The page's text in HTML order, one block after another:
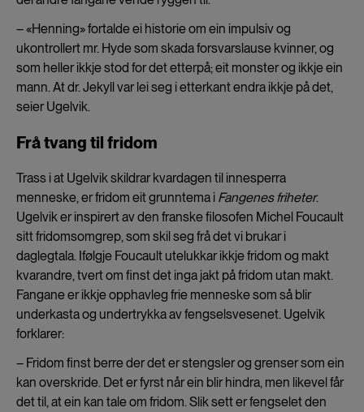
– «Henning» fortalde ei historie om ein impulsiv og
ukontrollert mr. Hyde som skada forsvarslause kvinner, og
som heller ikkje stod for det etterpå; eit monster og ikkje ein
mann. At dr. Jekyll var lei seg i etterkant endra ikkje på det,
seier Ugelvik.
Frå tvang til fridom
Trass i at Ugelvik skildrar kvardagen til innesperra
menneske, er fridom eit grunntema i Fangenes friheter.
Ugelvik er inspirert av den franske filosofen Michel Foucault
sitt fridomsomgrep, som skil seg frå det vi brukar i
daglegtala. Ifølgje Foucault utelukkar ikkje fridom og makt
kvarandre, tvert om finst det inga jakt på fridom utan makt.
Fangane er ikkje opphavleg frie menneske som så blir
underkasta og undertrykka av fengselsvesenet. Ugelvik
forklarer:
– Fridom finst berre der det er stengsler og grenser som ein
kan overskride. Det er fyrst når ein blir hindra, men likevel får
det til, at ein kan tale om fridom. Slik sett er fengselet den